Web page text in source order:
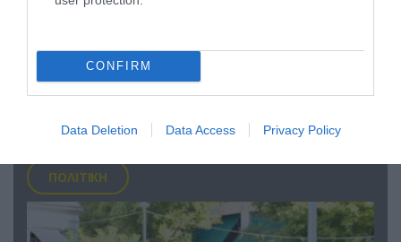
CONFIRM
Data Deletion Data Access Privacy Policy
ΗΠΑ: Σε εξέλιξη έρευνα της FAA για
περιστατικό με το προεδρικό ελικόπτερο
ΠΟΛΙΤΙΚΗ